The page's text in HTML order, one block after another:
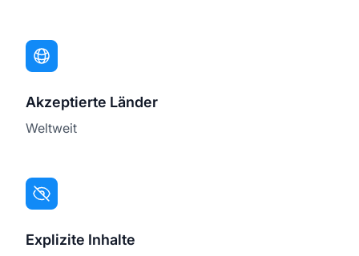
Akzeptierte Länder
Weltweit
Explizite Inhalte